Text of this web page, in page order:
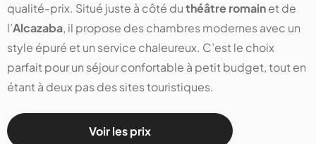
qualité-prix. Situé juste à côté duthéâtre romainet de
l’Alcazaba, il propose des chambres modernes avec un
style épuré et un service chaleureux. C’est le choix
parfait pour un séjour confortable à petit budget, tout en
étant à deux pas des sites touristiques.
Voir les prix